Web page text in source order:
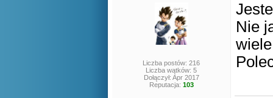
Liczba postów: 216
Liczba wątków: 5
Dołączył: Apr 2017
Reputacja: 103
Nie